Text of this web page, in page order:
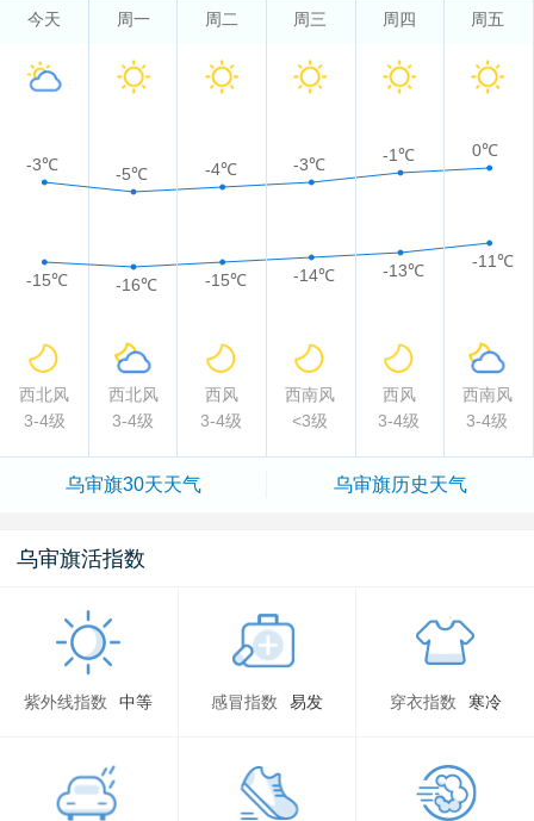
今天 周一 周二 周三 周四 周五
-3℃ -5℃ -4℃ -3℃ -1℃ 0℃
-15℃ -16℃ -15℃ -14℃ -13℃ -11℃
西北风 西北风 西风 西南风 西风
西南风
3-4级
3-4级 3-4级 <3级 3-4级 3-4级
乌审旗30天天气 乌审旗历史天气
乌审旗活指数
紫外线指数 中等 感冒指数 易发 穿衣指数 寒冷